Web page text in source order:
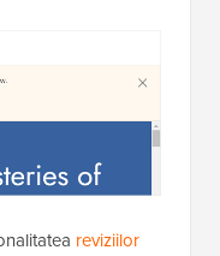
reviziilor